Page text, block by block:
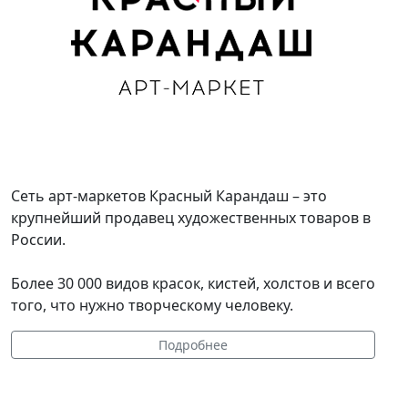
Сеть арт-маркетов Красный Карандаш – это
крупнейший продавец художественных товаров в
России.
Более 30 000 видов красок, кистей, холстов и всего
того, что нужно творческому человеку.
Подробнее